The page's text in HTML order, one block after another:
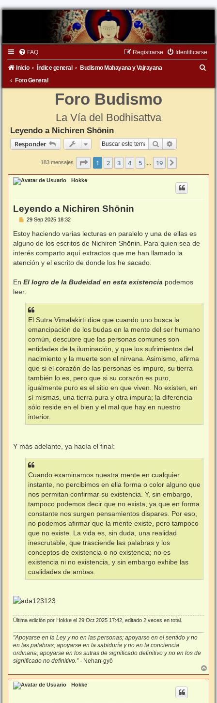
FAQ Identificarse
Registrarse
Inicio Índice general
Budismo Mahayana y Vajrayana
Foro General
Foro Budismo
La Vía del Bodhisattva
Leyendo a Nichiren Shōnin
Responder
Buscar
183 mensajes Página de 19
1 2 3 4 5 19
Hokke
Leyendo a Nichiren Shōnin
M
n
s
a
e
29 Sep 2025 18:32
Estoy haciendo varias lecturas en paralelo y una de ellas es
alguno de los escritos de Nichiren Shōnin. Para quien sea de
interés comparto aquí extractos que me han llamado la
atención y el escrito de donde los he sacado.
En El logro de la Budeidad en esta existencia podemos
leer:
El Sutra Vimalakirti dice que cuando uno busca la
emancipación de los budas en la mente del ser humano
común, descubre que las personas comunes son
entidades de la iluminación, y que los sufrimientos del
nacimiento y la muerte son el nirvana. Asimismo, afirma
que si el corazón de las personas es impuro, su tierra
también lo es, pero que si su corazón es puro,
igualmente puro es el sitio en que viven. No existen, en
sí mismas, una tierra pura y otra impura; la diferencia
sólo reside en el bien y el mal que hay en nuestro
interior.
Y más adelante, ya hacía el final:
Cuando examinamos nuestra mente en cualquier
instante, no percibimos en ella forma o color alguno que
nos permitan confirmar su existencia. Y, sin embargo,
tampoco podemos decir que no exista, ya que en forma
constante nos surgen pensamientos dispares. Por eso,
no podemos afirmar que la mente existe, pero tampoco
que no existe. La vida es, sin duda, una realidad
inescrutable, que trasciende las palabras y los
conceptos de existencia o no existencia; no es
existencia ni no existencia, y sin embargo exhibe las
cualidades de ambas.
Última edición por Hokke el 29 Oct 2025 17:42, editado 2 veces en total.
"Apoyarse en la Ley y no en las personas; apoyarse en el sentido y no
en las palabras; apoyarse en la sabiduría y no en la conciencia
ordinaria; apoyarse en los sutras de significado definitivo y no en los de
significado no definitivo.”- Nehan-gyō
r
r
Hokke